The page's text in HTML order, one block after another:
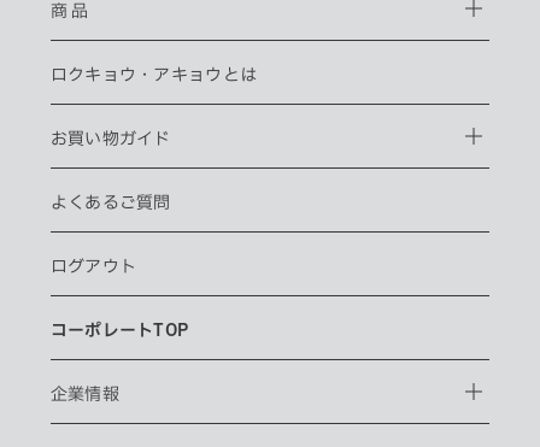
商 品
ロクキョウ・ アキョウとは
お買い物ガイド
よくあるご質問
ログアウト
コーポレートTOP
企業情報